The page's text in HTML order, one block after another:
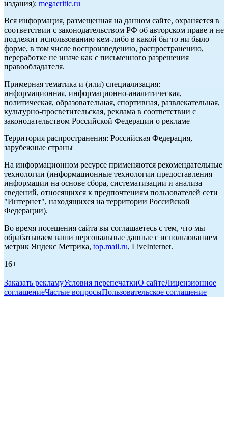
издания): megacritic.ru
Вся информация, размещенная на данном сайте, охраняется в
соответствии с законодательством РФ об авторском праве и не
подлежит использованию кем-либо в какой бы то ни было
форме, в том числе воспроизведению, распространению,
переработке не иначе как с письменного разрешения
правообладателя.
Примерная тематика и (или) специализация:
информационная, информационно-аналитическая,
политическая, образовательная, спортивная, развлекательная,
культурно-просветительская, реклама в соответствии с
законодательством Российской Федерации о рекламе
Территория распространения: Российская Федерация,
зарубежные страны
На информационном ресурсе применяются рекомендательные
технологии (информационные технологии предоставления
информации на основе сбора, систематизации и анализа
сведений, относящихся к предпочтениям пользователей сети
"Интернет", находящихся на территории Российской
Федерации).
Во время посещения сайта вы соглашаетесь с тем, что мы
обрабатываем ваши персональные данные с использованием
метрик Яндекс Метрика, top.mail.ru, LiveInternet.
16+
Заказать рекламуУсловия перепечаткиО сайтеЛицензионное
соглашениеЧастые вопросыПользовательское соглашение